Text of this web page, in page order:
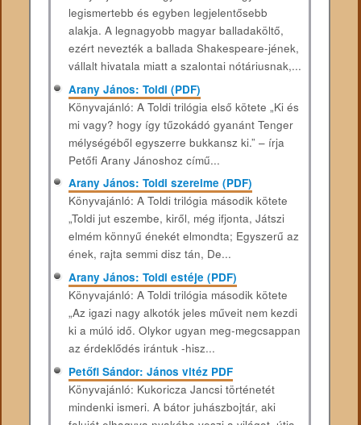
legismertebb és egyben legjelentősebb
alakja. A legnagyobb magyar balladaköltő,
ezért nevezték a ballada Shakespeare-jének,
vállalt hivatala miatt a szalontai nótáriusnak,...
Arany János: Toldi (PDF)
Könyvajánló: A Toldi trilógia első kötete „Ki és
mi vagy? hogy így tűzokádó gyanánt Tenger
mélységéből egyszerre bukkansz ki.” – írja
Petőfi Arany Jánoshoz című...
Arany János: Toldi szerelme (PDF)
Könyvajánló: A Toldi trilógia második kötete
„Toldi jut eszembe, kiről, még ifjonta, Játszi
elmém könnyű énekét elmondta; Egyszerű az
ének, rajta semmi disz tán, De...
Arany János: Toldi estéje (PDF)
Könyvajánló: A Toldi trilógia második kötete
„Az igazi nagy alkotók jeles műveit nem kezdi
ki a múló idő. Olykor ugyan meg-megcsappan
az érdeklődés irántuk -hisz...
Petőfi Sándor: János vitéz PDF
Könyvajánló: Kukoricza Jancsi történetét
mindenki ismeri. A bátor juhászbojtár, aki